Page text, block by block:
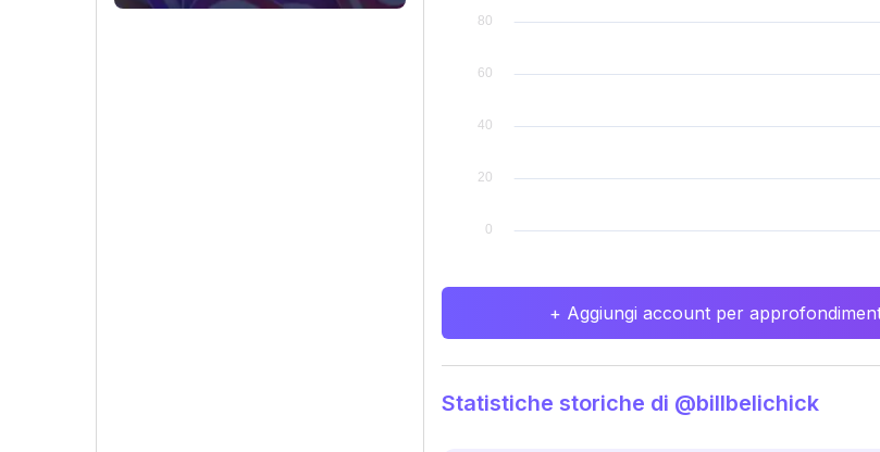
+ Aggiungi account per
Statistiche storiche di @billbelichick